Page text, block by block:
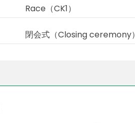
Race（CK1）
閉会式（Closing ceremony）